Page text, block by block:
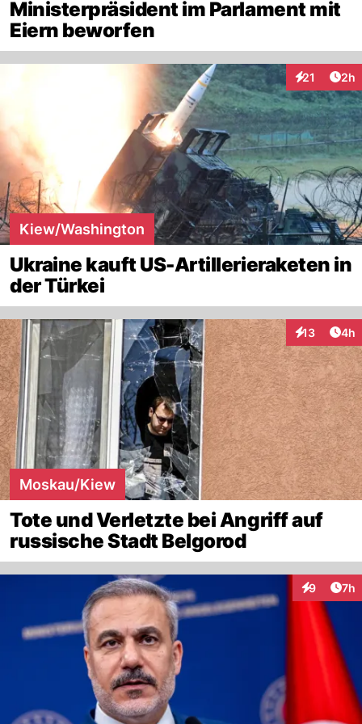
Ministerpräsident im Parlament mit
Eiern beworfen
21
Interaktionen
2h
Kiew/Washington
Ukraine kauft US-Artillerieraketen in
der Türkei
13
Interaktionen
4h
Moskau/Kiew
Tote und Verletzte bei Angriff auf
russische Stadt Belgorod
9 7h